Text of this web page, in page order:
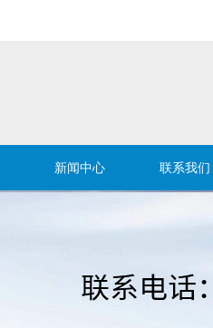
新闻中心 联系我们